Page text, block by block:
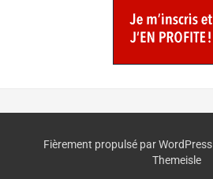
Fièrement propulsé par WordPress
Themeisle